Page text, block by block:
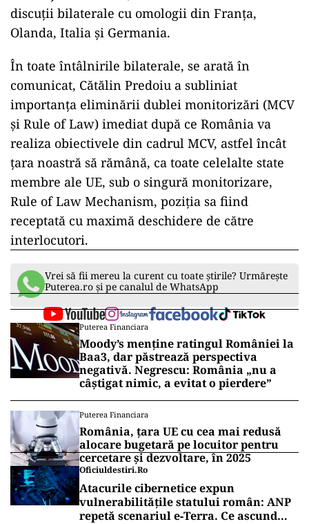
discuţii bilaterale cu omologii din Franţa,
Olanda, Italia şi Germania.
În toate întâlnirile bilaterale, se arată în
comunicat, Cătălin Predoiu a subliniat
importanţa eliminării dublei monitorizări (MCV
şi Rule of Law) imediat după ce România va
realiza obiectivele din cadrul MCV, astfel încât
ţara noastră să rămână, ca toate celelalte state
membre ale UE, sub o singură monitorizare,
Rule of Law Mechanism, poziţia sa fiind
receptată cu maximă deschidere de către
interlocutori.
Vrei să fii mereu la curent cu toate știrile? Urmărește
Puterea.ro și pe canalul de WhatsApp
Puterea Financiara
Moody’s menține ratingul României la
Baa3, dar păstrează perspectiva
negativă. Negrescu: România „nu a
câștigat nimic, a evitat o pierdere”
Puterea Financiara
România, țara UE cu cea mai redusă
alocare bugetară pe locuitor pentru
cercetare și dezvoltare, în 2025
Oficiuldestiri.ro
Atacurile cibernetice expun
vulnerabilitățile statului român: ANP
repetă scenariul e‑Terra. Ce ascund